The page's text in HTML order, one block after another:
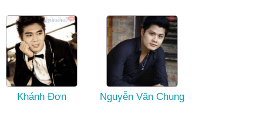
Khánh Đơn Nguyễn Văn Chung